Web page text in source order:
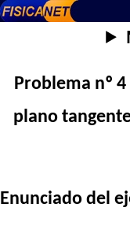
Problema nº
plano
Enunciado del